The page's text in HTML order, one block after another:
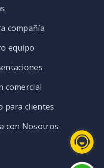
compañía
equipo
comercial
para clientes
con Nosotros